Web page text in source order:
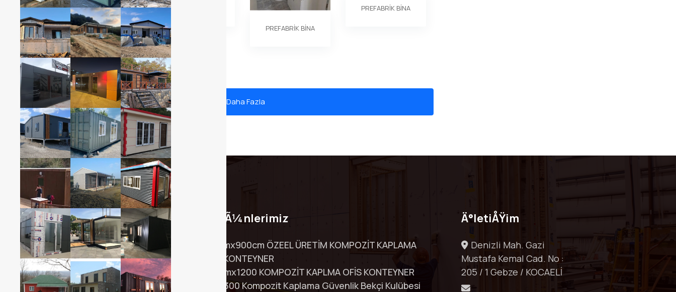
PREFABRİK BİNA
PREFABRİK BİNA
PREFABRİK BİNA
PREFABRİK BİNA
+ Daha Fazla
Modüler yaşam alanlarında
kalite, güven ve estetik.
ÃœrÃ¼nlerimiz
350cmx900cm ÖZEEL ÜRETİM KOMPOZİT KAPLAMA
OFİS KONTEYNER
400cmx1200 KOMPOZİT KAPLMA OFİS KONTEYNER
200x300 Kompozit Kaplama Güvenlik Bekçi Kulübesi
Ä°letiÅŸim
Denizli Mah. Gazi
Mustafa Kemal Cad. No :
205 / 1 Gebze / KOCAELİ